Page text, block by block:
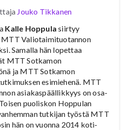
Jouko Tikkanen
Kalle Hoppulasiirtyy
MTT Valiotaimituotannon
Samalla hän lopettaa
MTT Sotkamon
ja MTT Sotkamon
esimiehenä. MTT
asiakaspäällikkyys on osa-
puoliskon Hoppulan
tutkijan työstä MTT
hän on vuonna 2014 koti-